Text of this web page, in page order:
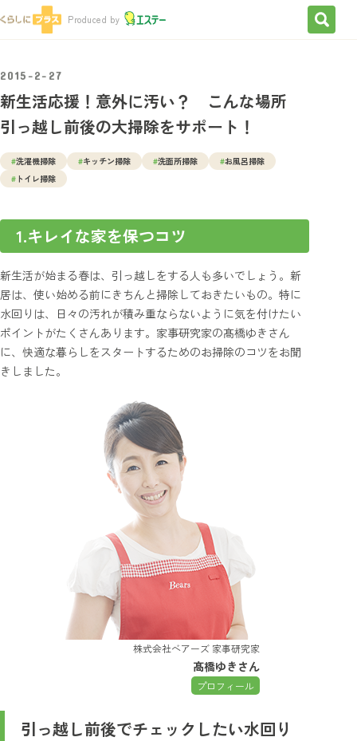
Produced by 検索を
2015-2-27
新生活応援！意外に汚い？ こんな場所
引っ越し前後の大掃除をサポート！
#洗濯機掃除 #キッチン掃除 #洗面所掃除 #お風呂掃除
# トイレ掃除
1.キレイな家を保つコツ
新生活が始まる春は、引っ越しをする人も多いでしょう。新
居は、使い始める前にきちんと掃除しておきたいもの。特に
水回りは、日々の汚れが積み重ならないように気を付けたい
ポイントがたくさんあります。家事研究家の髙橋ゆきさん
に、快適な暮らしをスタートするためのお掃除のコツをお聞
きしました。
株式会社ベアーズ 家事研究家
髙橋ゆきさん
プロフィール
引っ越し前後でチェックしたい水回り